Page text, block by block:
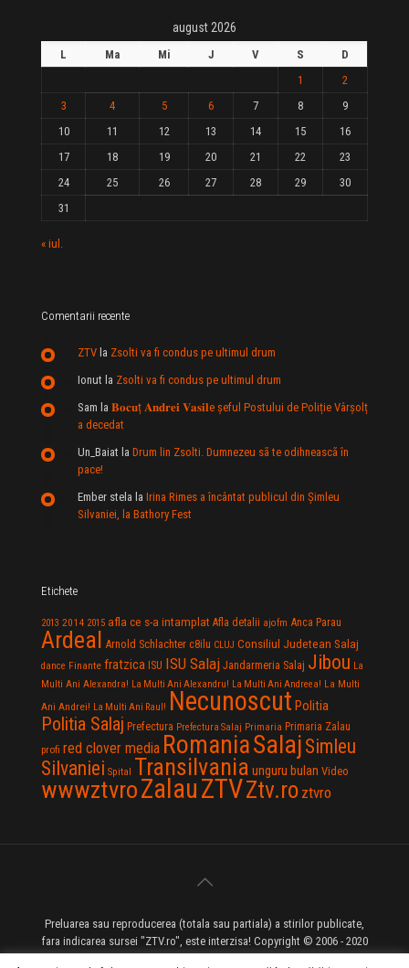
august 2026
L Ma Mi J V S
D
1
2
3
4 5 6 7 8
9
10
11 12 13 14 15
16
17
18 19 20 21 22
23
24
25 26 27 28 29
30
31
« iul.
Comentarii recente
ZTV la Zsolti va fi condus pe ultimul drum
Ionut la Zsolti va fi condus pe ultimul drum
Sam la 𝐁𝐨𝐜𝐮ț 𝐀𝐧𝐝𝐫𝐞𝐢 𝐕𝐚𝐬𝐢𝐥e şeful Postului de Poliție Vârșolț
a decedat
Un_Baiat la Drum lin Zsolti. Dumnezeu sã te odihneascã în
pace!
Ember stela la Irina Rimes a încântat publicul din Şimleu
Silvaniei, la Bathory Fest
Etichete
2013 2014 2015 afla ce s-a intamplat Afla detalii ajofm Anca Parau
Ardeal Arnold Schlachter c8ilu CLUJ Consiliul Judetean Salaj
dance Finante fratzica ISU ISU Salaj Jandarmeria Salaj Jibou La
Multi Ani Alexandra! La Multi Ani Alexandru! La Multi Ani Andreea! La Multi
Ani Andrei! La Multi Ani Raul! Necunoscut Politia
Politia Salaj Prefectura Prefectura Salaj Primaria Primaria Zalau
profi red clover media RomaniaSalaj Simleu
Silvaniei Spital Transilvania unguru bulan Video
wwwztvroZalauZTVZtv.ro ztvro
Preluarea sau reproducerea (totala sau partiala) a stirilor publicate,
fara indicarea sursei "ZTV.ro", este interzisa! Copyright © 2006 - 2020
ZTV.ro - Televiziune pe Internet - Zalau TV